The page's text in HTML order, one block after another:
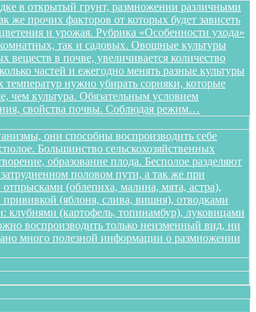
в открытый грунт, размножении различными
же прочих факторов от которых будет зависеть
и урожая. Рубрика «Особенности ухода»
так и садовых. Овощные культуры
веществ в почве, увеличивается количество
частей и ежегодно менять разные культуры
нужно убирать сорняки, которые
чем культура. Обязательным условием
свойства почвы. Соблюдая режим…
они способны воспроизводить себе
Большинство сельскохозяйственных
образование плода. Бесполое разделяют
половом пути, а так же при
(облепиха, малина, мята, астра),
(яблоня, слива, вишня), отводками
клубнями (картофель, топинамбур), луковицами
воспроизводить только неизменный вид, ни
много полезной информации о размножении